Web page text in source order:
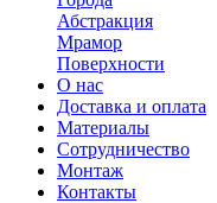
Абстракция
Мрамор
Поверхности
О нас
Доставка и оплата
Материалы
Сотрудничество
Монтаж
Контакты